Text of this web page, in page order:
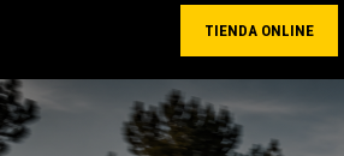
TIENDA ONLINE